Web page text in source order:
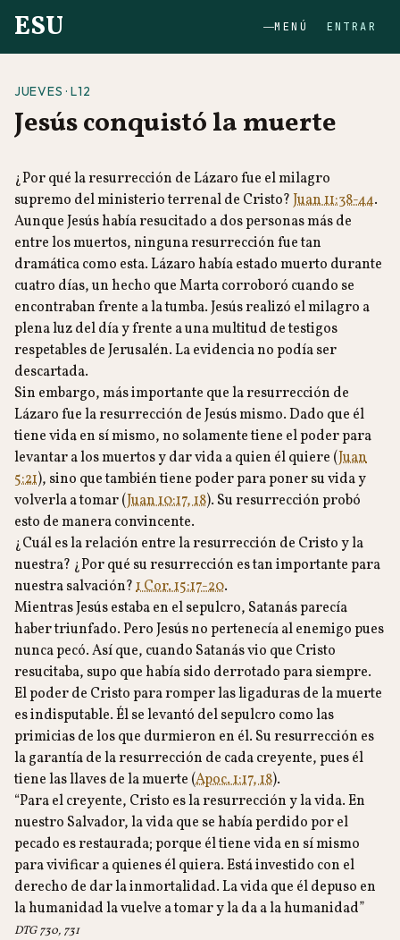
ESU MENÚ ENTRAR
JUEVES · L12
Jesús conquistó la muerte
¿Por qué la resurrección de Lázaro fue el milagro
supremo del ministerio terrenal de Cristo?Juan 11:38-44.
Aunque Jesús había resucitado a dos personas más de
entre los muertos, ninguna resurrección fue tan
dramática como esta. Lázaro había estado muerto durante
cuatro días, un hecho que Marta corroboró cuando se
encontraban frente a la tumba. Jesús realizó el milagro a
plena luz del día y frente a una multitud de testigos
respetables de Jerusalén. La evidencia no podía ser
descartada.
Sin embargo, más importante que la resurrección de
Lázaro fue la resurrección de Jesús mismo. Dado que él
tiene vida en sí mismo, no solamente tiene el poder para
levantar a los muertos y dar vida a quien él quiere (Juan
5:21), sino que también tiene poder para poner su vida y
volverla a tomar (Juan 10:17, 18). Su resurrección probó
esto de manera convincente.
¿Cuál es la relación entre la resurrección de Cristo y la
nuestra? ¿Por qué su resurrección es tan importante para
nuestra salvación?1 Cor. 15:17-20.
Mientras Jesús estaba en el sepulcro, Satanás parecía
haber triunfado. Pero Jesús no pertenecía al enemigo pues
nunca pecó. Así que, cuando Satanás vio que Cristo
resucitaba, supo que había sido derrotado para siempre.
El poder de Cristo para romper las ligaduras de la muerte
es indisputable. Él se levantó del sepulcro como las
primicias de los que durmieron en él. Su resurrección es
la garantía de la resurrección de cada creyente, pues él
tiene las llaves de la muerte (Apoc. 1:17, 18).
“Para el creyente, Cristo es la resurrección y la vida. En
nuestro Salvador, la vida que se había perdido por el
pecado es restaurada; porque él tiene vida en sí mismo
para vivificar a quienes él quiera. Está investido con el
derecho de dar la inmortalidad. La vida que él depuso en
la humanidad la vuelve a tomar y la da a la humanidad”
DTG 730, 731